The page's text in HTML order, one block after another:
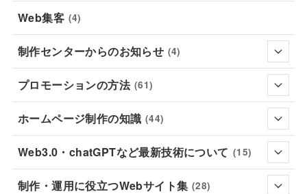
Web集客 (4)
制作センターからのお知らせ (4)
プロモーションの方法 (61)
ホームページ制作の知識 (44)
Web3.0・chatGPTなど最新技術について (15)
制作・運用に役立つWebサイト集 (28)